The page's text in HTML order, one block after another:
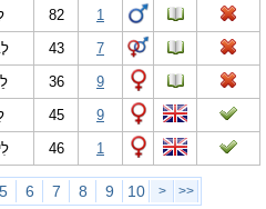
82
1
43
7
36
9
45
9
46 1
5 6 7 8 9 10 > >>